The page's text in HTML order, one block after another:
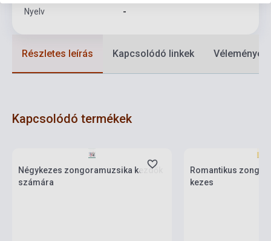
Nyelv -
Részletes leírás Kapcsolódó linkek Vélemények
Kapcsolódó termékek
Négykezes zongoramuzsika kezdők
számára
Romantikus
kezes